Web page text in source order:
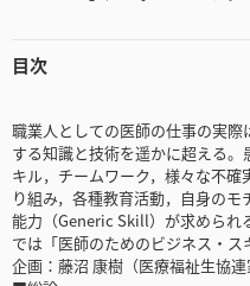
目次
職業人としての医師の仕事の実
する知識と技術を遥かに超える
キル，チームワーク，様々な不
り組み，各種教育活動，自身の
能力（Generic Skill）が求められ
では「医師のためのビジネス・ス
企画：藤沼 康樹（医療福祉生協連